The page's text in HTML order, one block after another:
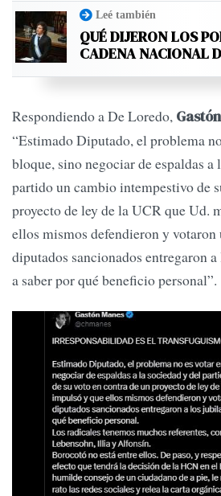
Leé también
QUÉ DIJERON LOS
CADENA NACIONAL
Respondiendo a De Loredo,
“Estimado Diputado, el problema
bloque, sino negociar de espaldas a
partido un cambio intempestivo de
proyecto de ley de la UCR que Ud.
ellos mismos defendieron y votaron
diputados sancionados entregaron
a saber por qué beneficio personal”.